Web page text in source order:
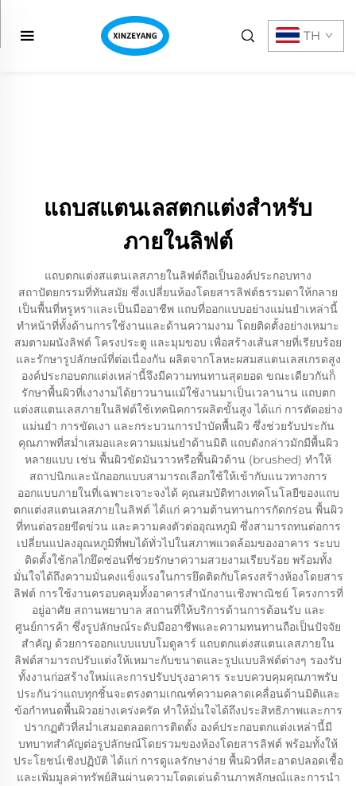
TH
แถบสแตนเลสตกแต่งสำหรับ
ภายในลิฟต์
แถบตกแต่งสแตนเลสภายในลิฟต์ถือเป็นองค์ประกอบทาง
สถาปัตยกรรมที่ทันสมัย ซึ่งเปลี่ยนห้องโดยสารลิฟต์ธรรมดาให้กลาย
เป็นพื้นที่หรูหราและเป็นมืออาชีพ แถบที่ออกแบบอย่างแม่นยำเหล่านี้
ทำหน้าที่ทั้งด้านการใช้งานและด้านความงาม โดยติดตั้งอย่างเหมาะ
สมตามผนังลิฟต์ โครงประตู และมุมขอบ เพื่อสร้างเส้นสายที่เรียบร้อย
และรักษารูปลักษณ์ที่ต่อเนื่องกัน ผลิตจากโลหะผสมสแตนเลสเกรดสูง
องค์ประกอบตกแต่งเหล่านี้จึงมีความทนทานสุดยอด ขณะเดียวกันก็
รักษาพื้นผิวที่เงางามได้ยาวนานแม้ใช้งานมาเป็นเวลานาน แถบตก
แต่งสแตนเลสภายในลิฟต์ใช้เทคนิคการผลิตขั้นสูง ได้แก่ การตัดอย่าง
แม่นยำ การขัดเงา และกระบวนการบำบัดพื้นผิว ซึ่งช่วยรับประกัน
คุณภาพที่สม่ำเสมอและความแม่นยำด้านมิติ แถบดังกล่าวมักมีพื้นผิว
หลายแบบ เช่น พื้นผิวขัดมันวาวหรือพื้นผิวด้าน (brushed) ทำให้
สถาปนิกและนักออกแบบสามารถเลือกใช้ให้เข้ากับแนวทางการ
ออกแบบภายในที่เฉพาะเจาะจงได้ คุณสมบัติทางเทคโนโลยีของแถบ
ตกแต่งสแตนเลสภายในลิฟต์ ได้แก่ ความต้านทานการกัดกร่อน พื้นผิว
ที่ทนต่อรอยขีดข่วน และความคงตัวต่ออุณหภูมิ ซึ่งสามารถทนต่อการ
เปลี่ยนแปลงอุณหภูมิที่พบได้ทั่วไปในสภาพแวดล้อมของอาคาร ระบบ
ติดตั้งใช้กลไกยึดซ่อนที่ช่วยรักษาความสวยงามเรียบร้อย พร้อมทั้ง
มั่นใจได้ถึงความมั่นคงแข็งแรงในการยึดติดกับโครงสร้างห้องโดยสาร
ลิฟต์ การใช้งานครอบคลุมทั้งอาคารสำนักงานเชิงพาณิชย์ โครงการที่
อยู่อาศัย สถานพยาบาล สถานที่ให้บริการด้านการต้อนรับ และ
ศูนย์การค้า ซึ่งรูปลักษณ์ระดับมืออาชีพและความทนทานถือเป็นปัจจัย
สำคัญ ด้วยการออกแบบแบบโมดูลาร์ แถบตกแต่งสแตนเลสภายใน
ลิฟต์สามารถปรับแต่งให้เหมาะกับขนาดและรูปแบบลิฟต์ต่างๆ รองรับ
ทั้งงานก่อสร้างใหม่และการปรับปรุงอาคาร ระบบควบคุมคุณภาพรับ
ประกันว่าแถบทุกชิ้นจะตรงตามเกณฑ์ความคลาดเคลื่อนด้านมิติและ
ข้อกำหนดพื้นผิวอย่างเคร่งครัด ทำให้มั่นใจได้ถึงประสิทธิภาพและการ
ปรากฏตัวที่สม่ำเสมอตลอดการติดตั้ง องค์ประกอบตกแต่งเหล่านี้มี
บทบาทสำคัญต่อรูปลักษณ์โดยรวมของห้องโดยสารลิฟต์ พร้อมทั้งให้
ประโยชน์เชิงปฏิบัติ ได้แก่ การดูแลรักษาง่าย พื้นผิวที่สะอาดปลอดเชื้อ
และเพิ่มมูลค่าทรัพย์สินผ่านความโดดเด่นด้านภาพลักษณ์และการนำ